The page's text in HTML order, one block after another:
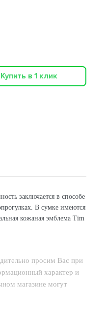
Купить в 1 клик
заключается в способе
В сумке имеются
кожаная эмблема Tim
просим Вас при
характер и
магазине могут